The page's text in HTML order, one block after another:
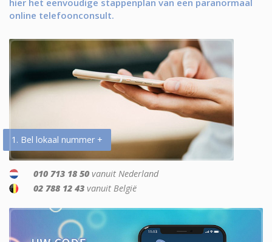
online telefoonconsult.
1. Bel lokaal nummer +
010 713 18 50 vanuit Nederland
02 788 12 43 vanuit België